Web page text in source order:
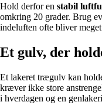
Hold derfor en stabil
omkring 20 grader. Brug
indeluften ofte bliver
Et gulv, der
Et lakeret trægulv kan
kræver ikke store
i hverdagen og en